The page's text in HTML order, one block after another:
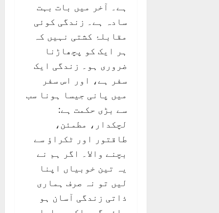
ہے۔ آخر میں بات بہت
سادہ ہے۔ زندگی کوئی
مقابلۂ کشتی نہیں کہ
ہر ایک کو پچھاڑنا
ضروری ہو۔ زندگی ایک
سفر ہے، اور اس سفر
میں پانی جیسا ہونا سب
سے بڑی حکمت ہے:
لچکدار، مطمئن،
طاقتور اور ٹکراؤ سے
بچنے والا۔ اگر ہم نے
یہ تین خوبیاں اپنا
لیں تو نہ صرف ہماری
ذاتی زندگی آسان ہو